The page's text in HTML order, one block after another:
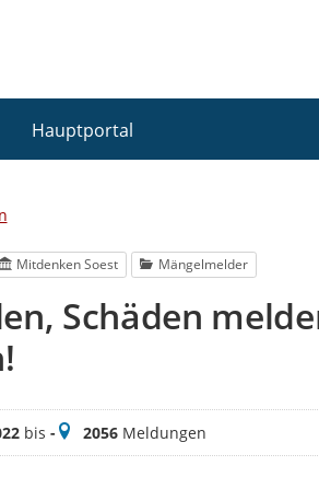
Hauptportal
Mitdenken Soest Mängelmelder
Schäden
bis -Meldungen
2056Meldungen